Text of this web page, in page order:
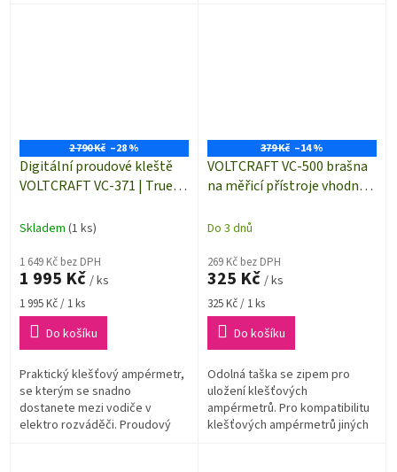
2 790 Kč –28 %
Digitální proudové kleště
VOLTCRAFT VC-371 | True
klešťový ampérmetr
Skladem (1 ks)
1 649 Kč bez DPH
1 995 Kč / ks
Měrná
cena:
1 995 Kč / 1 ks
Do košíku
Praktický klešťový ampérmetr,
se kterým se snadno
dostanete mezi vodiče v
elektro rozváděči. Proudový
379 Kč –14 %
VOLTCRAFT VC-500 brašna
na měřicí přístroje vhodná
Do 3 dnů
269 Kč bez DPH
325 Kč / ks
Měrná
cena:
325 Kč / 1 ks
Do košíku
Odolná taška se zipem pro
uložení klešťových
ampérmetrů. Pro kompatibilitu
klešťových ampérmetrů jiných